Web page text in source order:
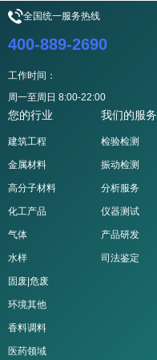
全国统一服务热线
400-889-2690
工作时间：
周一至周日 8:00-22:00
您的行业
建筑工程
金属材料
高分子材料
化工产品
气体
水样
固废|危废
环境其他
香料调料
医药领域
我们的服务
检验检测
振动检测
分析服务
仪器测试
产品研发
司法鉴定